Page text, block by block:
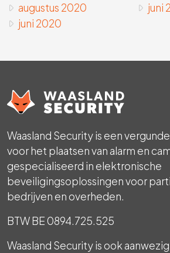
augustus 2020
juni 2020
juni
Waasland Security is een
voor het plaatsen van alarm en
gespecialiseerd in elektronische
beveiligingsoplossingen voor
bedrijven en overheden.
BTW BE 0894.725.525
Waasland Security is ook